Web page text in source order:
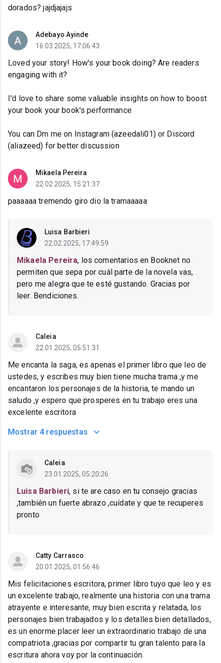
dorados? jajdjajajs
Adebayo Ayinde
16.03.2025, 17:06:43
Loved your story! How's your book doing? Are readers
engaging with it?
I'd love to share some valuable insights on how to boost
your book your book's performance
You can Dm me on Instagram (azeedali01) or Discord
(aliazeed) for better discussion
Mikaela Pereira
22.02.2025, 15:21:37
paaaaaa tremendo giro dio la tramaaaaa
Luisa Barbieri
22.02.2025, 17:49:59
Mikaela Pereira, los comentarios en Booknet no
permiten que sepa por cuál parte de la novela vas,
pero me alegra que te esté gustando. Gracias por
leer. Bendiciones.
Caleia
22.01.2025, 05:51:31
Me encanta la saga, es apenas el primer libro que leo de
ustedes, y escribes muy bien tiene mucha trama ,y me
encantaron los personajes de la historia, te mando un
saludo ,y espero que prosperes en tu trabajo eres una
excelente escritora
Mostrar 4 respuestas
Caleia
23.01.2025, 05:20:26
Luisa Barbieri, si te are caso en tu consejo gracias
,también un fuerte abrazo ,cuídate y que te recuperes
pronto
Catty Carrasco
20.01.2025, 01:56:46
Mis felicitaciones escritora, primer libro tuyo que leo y es
un excelente trabajo, realmente una historia con una trama
atrayente e interesante, muy bien escrita y relatada, los
personajes bien trabajados y los detalles bien detallados,
es un enorme placer leer un extraordinario trabajo de una
compatriota ,gracias por compartir tu gran talento para la
escritura ahora voy por la continuación.